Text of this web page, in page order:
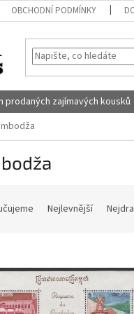
OBCHODNÍ PODMÍNKY
prodaných zajímavých kousků
Nejlevnější